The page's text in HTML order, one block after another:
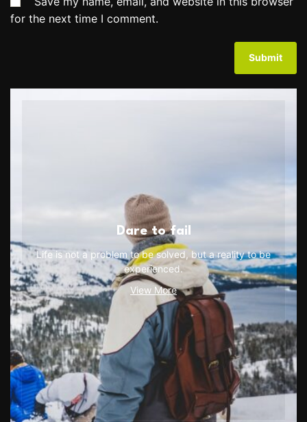
for the next time I comment.
Dare to fail
Life is not a problem to be solved, but a reality to be
experienced.
View More